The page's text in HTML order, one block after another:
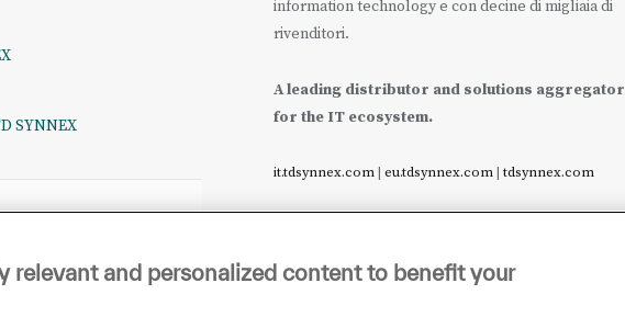
SYNNEX
information technology e con decine di migliaia di
rivenditori.
A leading distributor and solutions aggregator
for the IT ecosystem.
it.tdsynnex.com| eu.tdsynnex.com|tdsynnex.com
relevant and personalized content to benefit your